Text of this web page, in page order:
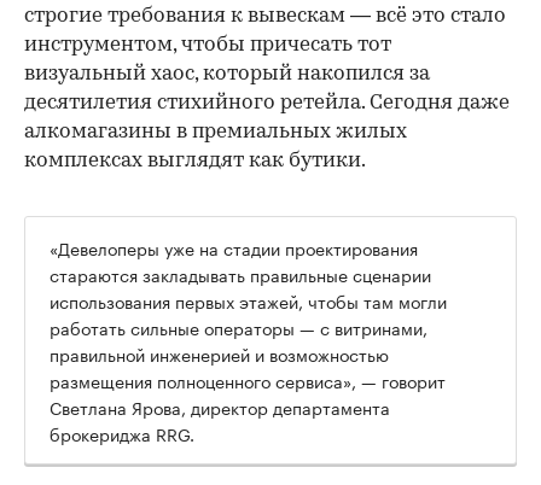
строгие требования к вывескам — всё это стало
инструментом, чтобы причесать тот
визуальный хаос, который накопился за
десятилетия стихийного ретейла. Сегодня даже
алкомагазины в премиальных жилых
комплексах выглядят как бутики.
00:00
«Девелоперы уже на стадии проектирования
стараются закладывать правильные сценарии
использования первых этажей, чтобы там могли
работать сильные операторы — с витринами,
правильной инженерией и возможностью
размещения полноценного сервиса», — говорит
Светлана Ярова, директор департамента
брокериджа RRG.